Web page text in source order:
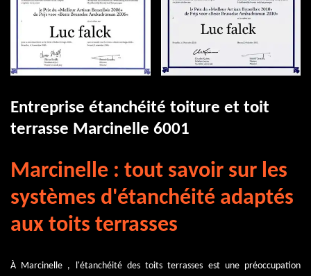
Entreprise étanchéité toiture et toit
terrasse Marcinelle 6001
Marcinelle : tout savoir sur les
systèmes d'étanchéité adaptés
aux toits terrasses
À Marcinelle , l'étanchéité des toits terrasses est une préoccupation